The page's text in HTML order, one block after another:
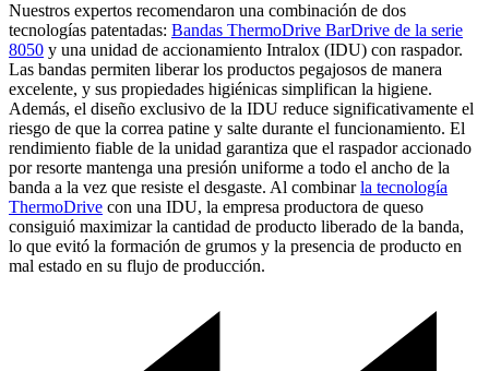
Nuestros expertos recomendaron una combinación de dos
tecnologías patentadas: Bandas ThermoDrive BarDrive de la serie
8050 y una unidad de accionamiento Intralox (IDU) con raspador.
Las bandas permiten liberar los productos pegajosos de manera
excelente, y sus propiedades higiénicas simplifican la higiene.
Además, el diseño exclusivo de la IDU reduce significativamente el
riesgo de que la correa patine y salte durante el funcionamiento. El
rendimiento fiable de la unidad garantiza que el raspador accionado
por resorte mantenga una presión uniforme a todo el ancho de la
banda a la vez que resiste el desgaste. Al combinarla tecnología
ThermoDrive con una IDU, la empresa productora de queso
consiguió maximizar la cantidad de producto liberado de la banda,
lo que evitó la formación de grumos y la presencia de producto en
mal estado en su flujo de producción.